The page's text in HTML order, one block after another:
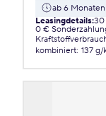
ab 6 Monaten
Leasingdetails:30
0 €
kombiniert: 137 g/